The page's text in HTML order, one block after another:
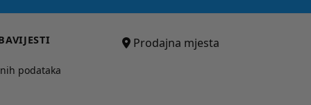
podataka
Prodajna mjesta